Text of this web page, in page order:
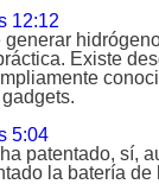
12:12
generar
Existe
5:04
patentado, sí,
la batería de